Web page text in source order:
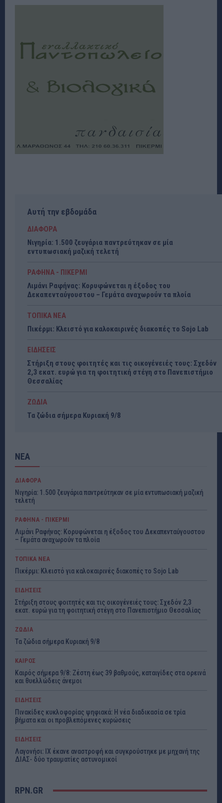
Αυτή την εβδομάδα
ΔΙΑΦΟΡΑ
Νιγηρία: 1.500 ζευγάρια παντρεύτηκαν σε μία
εντυπωσιακή μαζική τελετή
ΡΑΦΗΝΑ - ΠΙΚΕΡΜΙ
Λιμάνι Ραφήνας: Κορυφώνεται η έξοδος του
Δεκαπενταύγουστου – Γεμάτα αναχωρούν τα πλοία
ΤΟΠΙΚΑ ΝΕΑ
Πικέρμι: Κλειστό για καλοκαιρινές διακοπές το Sojo Lab
ΕΙΔΗΣΕΙΣ
Στήριξη στους φοιτητές και τις οικογένειές τους: Σχεδόν
2,3 εκατ. ευρώ για τη φοιτητική στέγη στο Πανεπιστήμιο
Θεσσαλίας
ΖΩΔΙΑ
Τα ζώδια σήμερα Κυριακή 9/8
ΝΕΑ
ΔΙΑΦΟΡΑ
Νιγηρία: 1.500 ζευγάρια παντρεύτηκαν σε μία εντυπωσιακή μαζική
τελετή
ΡΑΦΗΝΑ - ΠΙΚΕΡΜΙ
Λιμάνι Ραφήνας: Κορυφώνεται η έξοδος του Δεκαπενταύγουστου
– Γεμάτα αναχωρούν τα πλοία
ΤΟΠΙΚΑ ΝΕΑ
Πικέρμι: Κλειστό για καλοκαιρινές διακοπές το Sojo Lab
ΕΙΔΗΣΕΙΣ
Στήριξη στους φοιτητές και τις οικογένειές τους: Σχεδόν 2,3
εκατ. ευρώ για τη φοιτητική στέγη στο Πανεπιστήμιο Θεσσαλίας
ΖΩΔΙΑ
Τα ζώδια σήμερα Κυριακή 9/8
ΚΑΙΡΟΣ
Καιρός σήμερα 9/8: Ζέστη έως 39 βαθμούς, καταιγίδες στα ορεινά
και θυελλώδεις άνεμοι
ΕΙΔΗΣΕΙΣ
Πινακίδες κυκλοφορίας ψηφιακά: Η νέα διαδικασία σε τρία
βήματα και οι προβλεπόμενες κυρώσεις
ΕΙΔΗΣΕΙΣ
Λαγονήσι: ΙΧ έκανε αναστροφή και συγκρούστηκε με μηχανή της
ΔΙΑΣ- δύο τραυματίες αστυνομικοί
RPN.GR